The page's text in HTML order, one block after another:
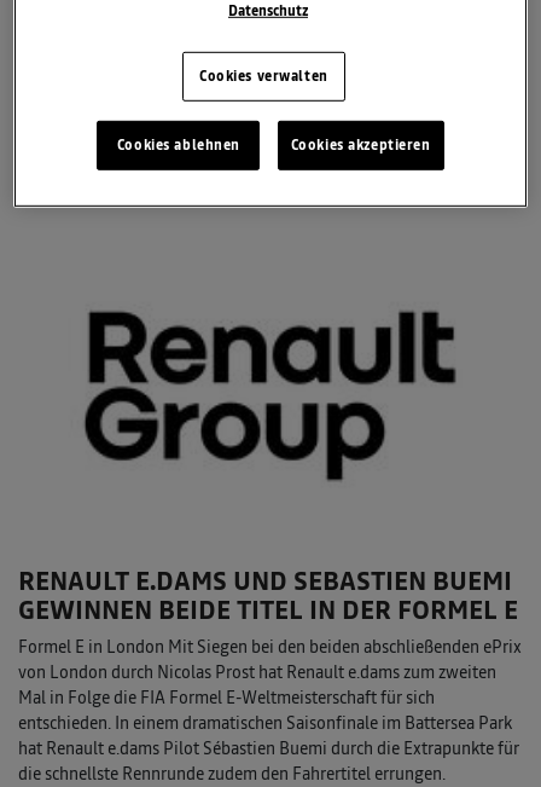
neuen Bodykit mit futuristischem Frontflügel die Steigerung der
Renault und e.dams ist der dritte Weltmeistertitel in Folge. Die neue
Formel E-Saison startet am 9. Oktober 2016 mit dem Auftaktrennen
in Hong Kong.
7. Oktober 2016 Formel E 2015/2016
RENAULT E.DAMS UND SEBASTIEN BUEMI
GEWINNEN BEIDE TITEL IN DER FORMEL E
Formel E in London Mit Siegen bei den beiden abschließenden ePrix
von London durch Nicolas Prost hat Renault e.dams zum zweiten
Mal in Folge die FIA Formel E-Weltmeisterschaft für sich
entschieden. In einem dramatischen Saisonfinale im Battersea Park
hat Renault e.dams Pilot Sébastien Buemi durch die Extrapunkte für
die schnellste Rennrunde zudem den Fahrertitel errungen.
Datenschutz
Cookies verwalten
Cookies ablehnen Cookies akzeptieren